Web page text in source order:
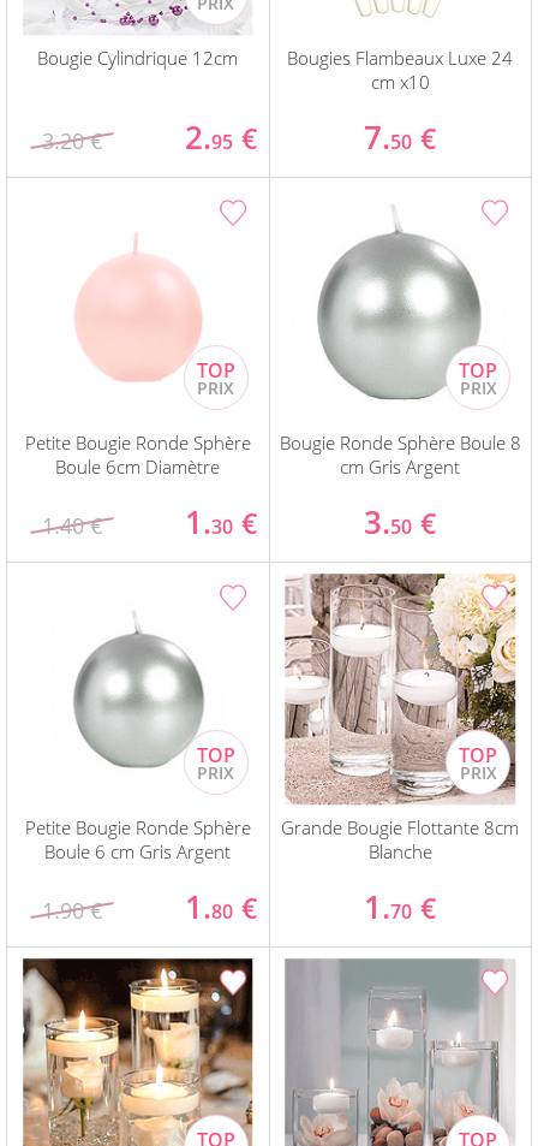
Bougie Cylindrique 12cm
3.20 € 2.95 €
Bougies Flambeaux Luxe 24
cm x10
7.50 €
Petite Bougie Ronde Sphère
Boule 6cm Diamètre
1.40 € 1.30 €
Bougie Ronde Sphère Boule 8
cm Gris Argent
3.50 €
Petite Bougie Ronde Sphère
Boule 6 cm Gris Argent
1.90 € 1.80 €
Grande Bougie Flottante 8cm
Blanche
1.70 €